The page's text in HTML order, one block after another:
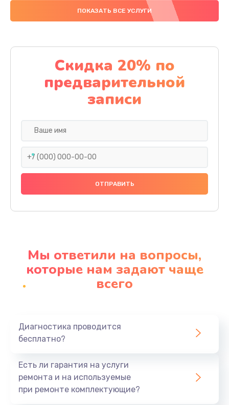
4000 руб.
Замена материнской платы
1100 руб.
Заказать
Замена праймера
1000 руб.
Заказать
Профилактическая чистка
Заказать
ПОКАЗАТЬ ВСЕ УСЛУГИ
Скидка 20% по
предварительной
записи
Мы ответили на вопросы,
которые нам задают чаще
всего
Диагностика проводится
бесплатно?
Есть ли гарантия на услуги
ремонта и на используемые
при ремонте комплектующие?